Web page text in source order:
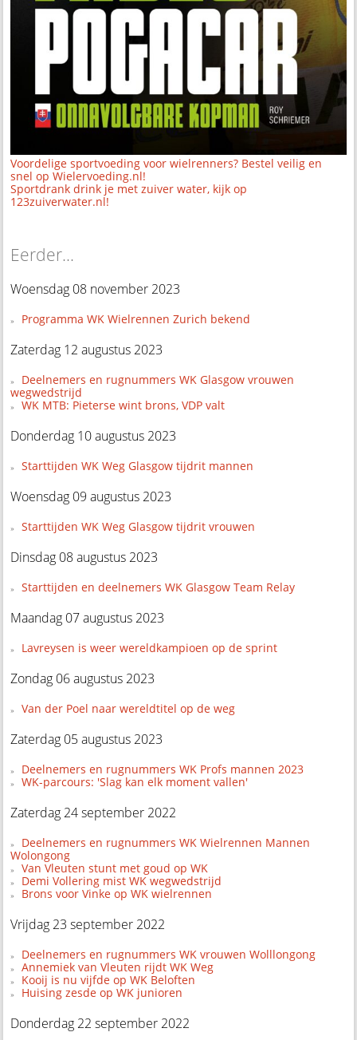
Voordelige sportvoeding voor wielrenners? Bestel veilig en
snel op Wielervoeding.nl!
Sportdrank drink je met zuiver water, kijk op
123zuiverwater.nl!
Eerder...
Woensdag 08 november 2023
Programma WK Wielrennen Zurich bekend
Zaterdag 12 augustus 2023
Deelnemers en rugnummers WK Glasgow vrouwen
wegwedstrijd
WK MTB: Pieterse wint brons, VDP valt
Donderdag 10 augustus 2023
Starttijden WK Weg Glasgow tijdrit mannen
Woensdag 09 augustus 2023
Starttijden WK Weg Glasgow tijdrit vrouwen
Dinsdag 08 augustus 2023
Starttijden en deelnemers WK Glasgow Team Relay
Maandag 07 augustus 2023
Lavreysen is weer wereldkampioen op de sprint
Zondag 06 augustus 2023
Van der Poel naar wereldtitel op de weg
Zaterdag 05 augustus 2023
Deelnemers en rugnummers WK Profs mannen 2023
WK-parcours: 'Slag kan elk moment vallen'
Zaterdag 24 september 2022
Deelnemers en rugnummers WK Wielrennen Mannen
Wolongong
Van Vleuten stunt met goud op WK
Demi Vollering mist WK wegwedstrijd
Brons voor Vinke op WK wielrennen
Vrijdag 23 september 2022
Deelnemers en rugnummers WK vrouwen Wolllongong
Annemiek van Vleuten rijdt WK Weg
Kooij is nu vijfde op WK Beloften
Huising zesde op WK junioren
Donderdag 22 september 2022